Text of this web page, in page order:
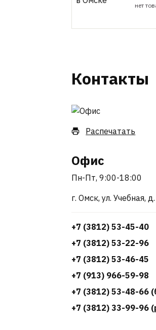
нет
Контакты
Распечатать
Офис
Пн-Пт, 9:00-18:00
г. Омск, ул. Учебная,
+7 (3812) 53-45-40
+7 (3812) 53-22-96
+7 (3812) 53-46-45
+7 (913) 966-59-98
+7 (3812) 53-48-66
+7 (3812) 33-99-96